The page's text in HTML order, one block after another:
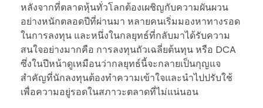
หลังจากที่ตลาดหุ้นทั่วโลกต้องเผชิญกับความผันผวน
อย่างหนักตลอดปีที่ผ่านมา หลายคนเริ่มมองหาทางรอด
ในการลงทุน และหนึ่งในกลยุทธ์ที่กลับมาได้รับความ
สนใจอย่างมากคือ การลงทุนถัวเฉลี่ยต้นทุน หรือ DCA
ซึ่งในปีหน้าดูเหมือนว่ากลยุทธ์นี้จะกลายเป็นกุญแจ
สำคัญที่นักลงทุนต้องทำความเข้าใจและนำไปปรับใช้
เพื่อความอยู่รอดในสภาวะตลาดที่ไม่แน่นอน